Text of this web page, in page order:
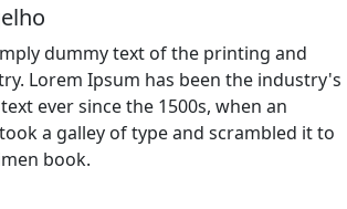
dummy text of the printing and
Lorem Ipsum has been the industry's
ever since the 1500s, when an
a galley of type and scrambled it to
book.